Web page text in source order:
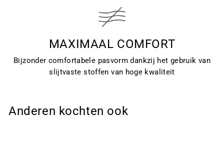
MAXIMAAL COMFORT
Bijzonder comfortabele pasvorm dankzij het gebruik van
slijtvaste stoffen van hoge kwaliteit
Anderen kochten ook